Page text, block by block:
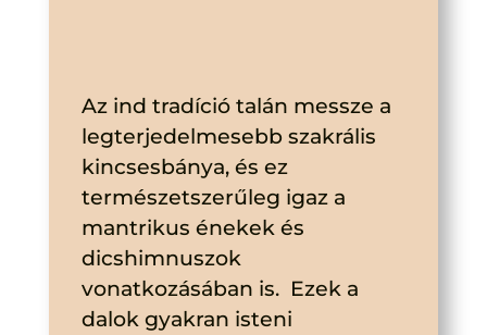
Az ind tradíció talán messze a
legterjedelmesebb szakrális
kincsesbánya, és ez
természetszerűleg igaz a
mantrikus énekek és
dicshimnuszok
vonatkozásában is. Ezek a
dalok gyakran isteni